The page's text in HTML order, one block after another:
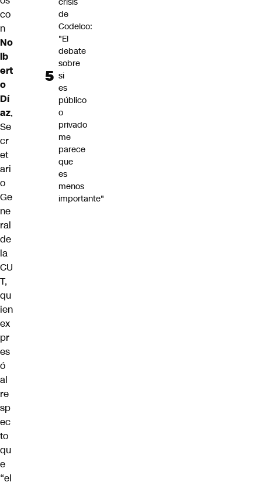
co
n
No
lb
ert
o
Dí
az,
Se
cr
et
ari
o
Ge
ne
ral
de
la
CU
T,
qu
ien
ex
pr
es
ó
al
re
sp
ec
to
qu
e
“el
de
Codelco:
"El
debate
sobre
si
es
público
o
privado
me
parece
que
es
menos
importante"